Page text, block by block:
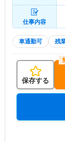
仕事内容
車通勤可 残
保存する